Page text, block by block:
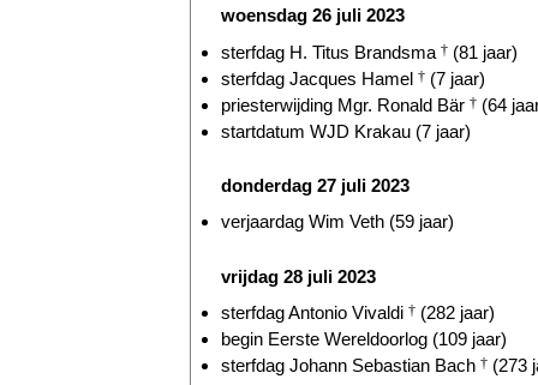
woensdag 26 juli 2023
sterfdag H. Titus Brandsma † (81 jaar)
sterfdag Jacques Hamel † (7 jaar)
priesterwijding Mgr. Ronald Bär † (64
startdatum WJD Krakau (7 jaar)
donderdag 27 juli 2023
verjaardag Wim Veth (59 jaar)
vrijdag 28 juli 2023
sterfdag Antonio Vivaldi † (282 jaar)
begin Eerste Wereldoorlog (109 jaar)
sterfdag Johann Sebastian Bach † (273